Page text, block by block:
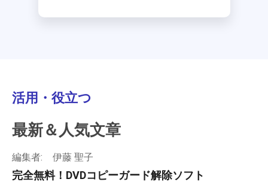
活用・役立つ
最新＆人気文章
編集者: 伊藤 聖子
完全無料！DVDコピーガード解除ソフト